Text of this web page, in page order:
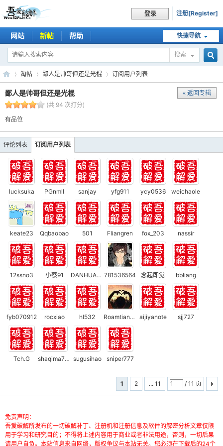
登录 注册[Register]
快捷导航
网站 新帖 帮助
搜索
吾
破
解
›
淘帖 鄙人是帅哥但还是光棍 订阅用户列表
« 返回专辑
鄙人是帅哥但还是光棍
(共 94 次打分)
有品位
评论列表 订阅用户列表
lucksuka PGnmll sanjay yfg911 ycy0536 weichaole
keate23 Qqbaobao 501 Fliangren fox_203 nassir
12ssno3 小蔡91 DANHUANGJIANGYO 781536564 念起即觉 bbliang
fyb070912 rocxiao hl532 Roamtiantits aijiyanote sjj727
Tch.G shaqima777 sugusihao sniper777
1 2 ... 11 / 11 页
免责声明：
吾爱破解所发布的一切破解补丁、注册机和注册信息及软件的解密分析文章仅限
用于学习和研究目的；不得将上述内容用于商业或者非法用途，否则，一切后果
请用户自负。本站信息来自网络，版权争议与本站无关。您必须在下载后的24个